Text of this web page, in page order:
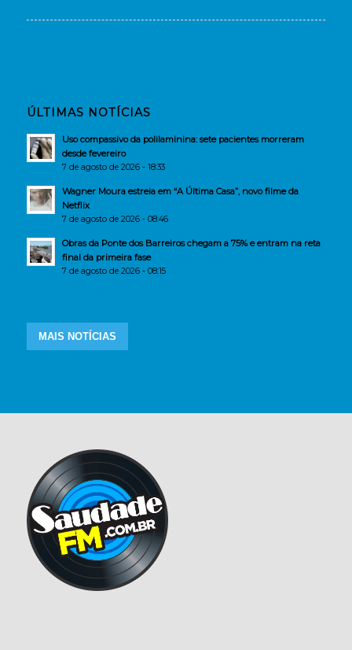
ÚLTIMAS NOTÍCIAS
Uso compassivo da polilaminina: sete pacientes morreram
desde fevereiro
7 de agosto de 2026 - 18:33
Wagner Moura estreia em “A Última Casa”, novo filme da
Netflix
7 de agosto de 2026 - 08:46
Obras da Ponte dos Barreiros chegam a 75% e entram na reta
final da primeira fase
7 de agosto de 2026 - 08:15
MAIS NOTÍCIAS